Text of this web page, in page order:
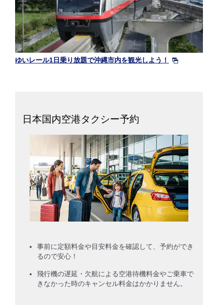
ゆいレール1日乗り放題で沖縄市内を観光しよう！
日本国内空港タクシー予約
事前に定額料金や目安料金を確認して、予約ができ
るので安心！
飛行機の遅延・欠航による空港待機料金やご乗車で
きなかった時のキャンセル料金はかかりません。